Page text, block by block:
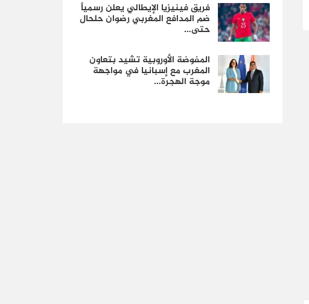
فريق فينيزيا الإيطالي يعلن رسمياً
ضم المدافع المغربي رضوان حلحال
حتى…
المفوضة الأوروبية تشيد بتعاون
المغرب مع إسبانيا في مواجهة
موجة الهجرة…